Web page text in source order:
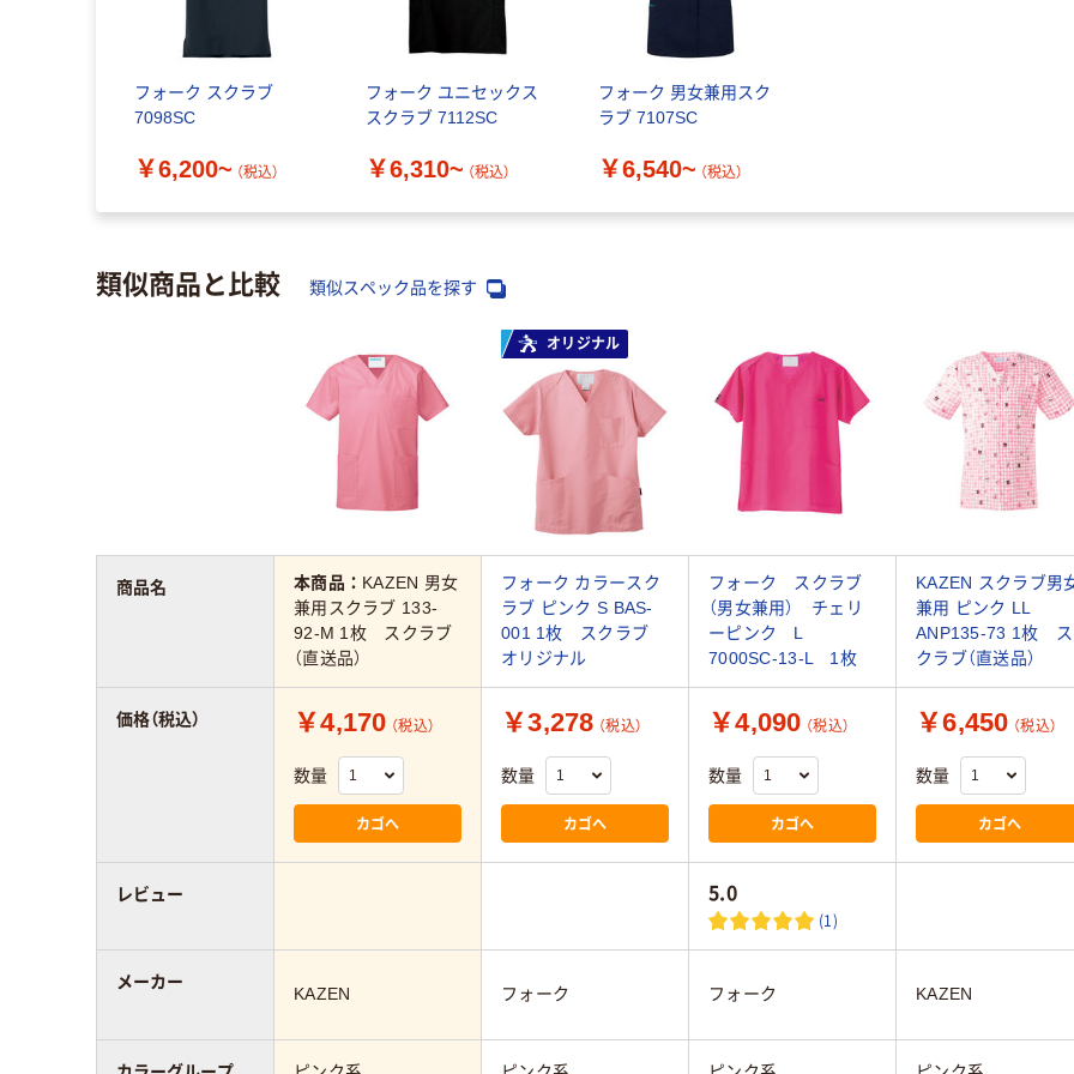
フォーク スクラブ
7098SC
￥6,200~ （税込）
フォーク ユニセックス
スクラブ 7112SC
￥6,310~ （税込）
フォーク 男女兼用スク
ラブ 7107SC
￥6,540~ （税込）
類似商品と比較 類似スペック品を探す
オリジナル
本商品： KAZEN 男女
兼用スクラブ 133-
92-M 1枚 スクラブ
（直送品）
フォーク カラースク
ラブ ピンク S BAS-
001 1枚 スクラブ
オリジナル
フォーク スクラブ
（男女兼用） チェリ
ーピンク L
7000SC-13-L 1枚
KAZEN スクラブ男
兼用 ピンク LL
ANP135-73 1枚 ス
クラブ（直送品）
￥4,170 （税込）
数量
カゴへ
￥3,278 （税込）
数量
カゴへ
￥4,090 （税込）
数量
カゴへ
￥6,450 （税込）
数量
カゴへ
5.0
(1)
KAZEN フォーク フォーク KAZEN
商品名
価格（税込）
レビュー
メーカー